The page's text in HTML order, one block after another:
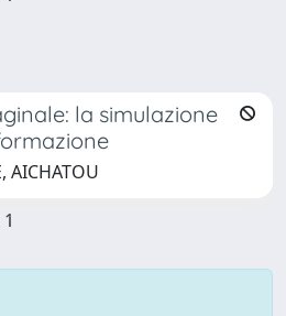
la simulazione
AICHATOU